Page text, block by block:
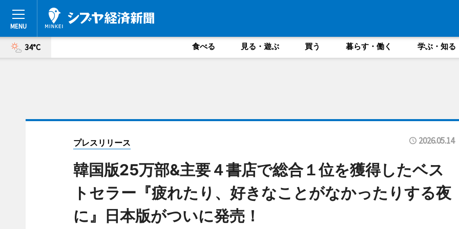
34°C 食べる 見る・遊ぶ 買う 暮らす・働く 学ぶ・知る
プレスリリース 2026.05.14
韓国版25万部&主要４書店で総合１位を獲得したベス
トセラー『疲れたり、好きなことがなかったりする夜
に』日本版がついに発売！